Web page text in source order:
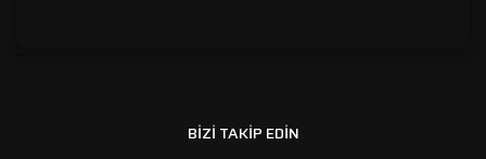
BİZİ TAKİP EDİN